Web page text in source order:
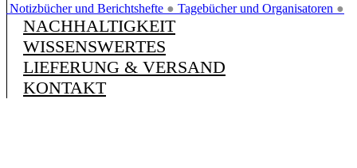
Notizbücher und Berichtshefte ● Tagebücher und Organisatoren ●
NACHHALTIGKEIT
WISSENSWERTES
LIEFERUNG & VERSAND
KONTAKT